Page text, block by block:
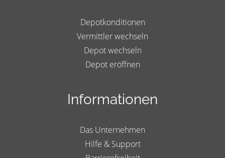
Depotkonditionen
Vermittler wechseln
Depot wechseln
Depot eröffnen
Informationen
Das Unternehmen
Hilfe & Support